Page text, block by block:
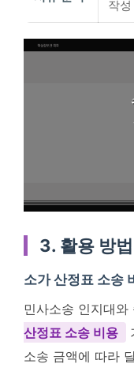
작성
3. 활용 방법
소가 산정표 소송
민사소송 인지대
산정표 소송 비용
소송 금액에 따라